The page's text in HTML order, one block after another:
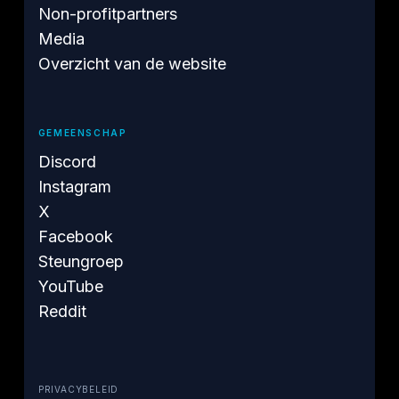
Non-profitpartners
Media
Overzicht van de website
GEMEENSCHAP
Discord
Instagram
X
Facebook
Steungroep
YouTube
Reddit
PRIVACYBELEID